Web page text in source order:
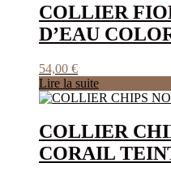
COLLIER
D’EAU
54,00 €
Lire la suite
COLLIER
CORAIL